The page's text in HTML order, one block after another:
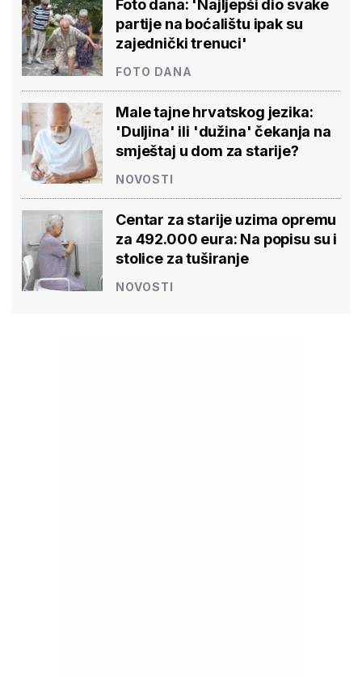
Foto dana: 'Najljepši dio svake
partije na boćalištu ipak su
zajednički trenuci'
FOTO DANA
Male tajne hrvatskog jezika:
'Duljina' ili 'dužina' čekanja na
smještaj u dom za starije?
NOVOSTI
Centar za starije uzima opremu
za 492.000 eura: Na popisu su i
stolice za tuširanje
NOVOSTI